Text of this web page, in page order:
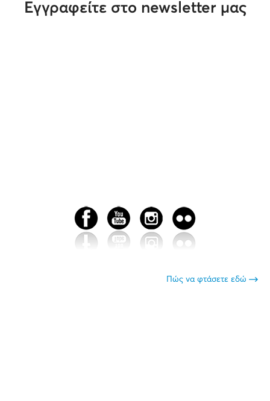
Εγγραφείτε στο newsletter μας
Πώς να φτάσετε εδώ